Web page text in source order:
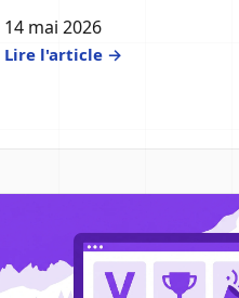
14 mai 2026
Lire l'article →